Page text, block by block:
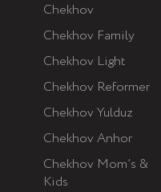
Chekhov
Chekhov Anhor
Chekhov Family
Chekhov Light
Chekhov Reformer
Chekhov Yulduz
Chekhov Mom’s &
Kids